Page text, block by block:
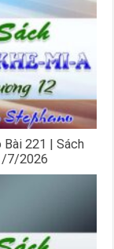
Bài 221 | Sách
7/2026